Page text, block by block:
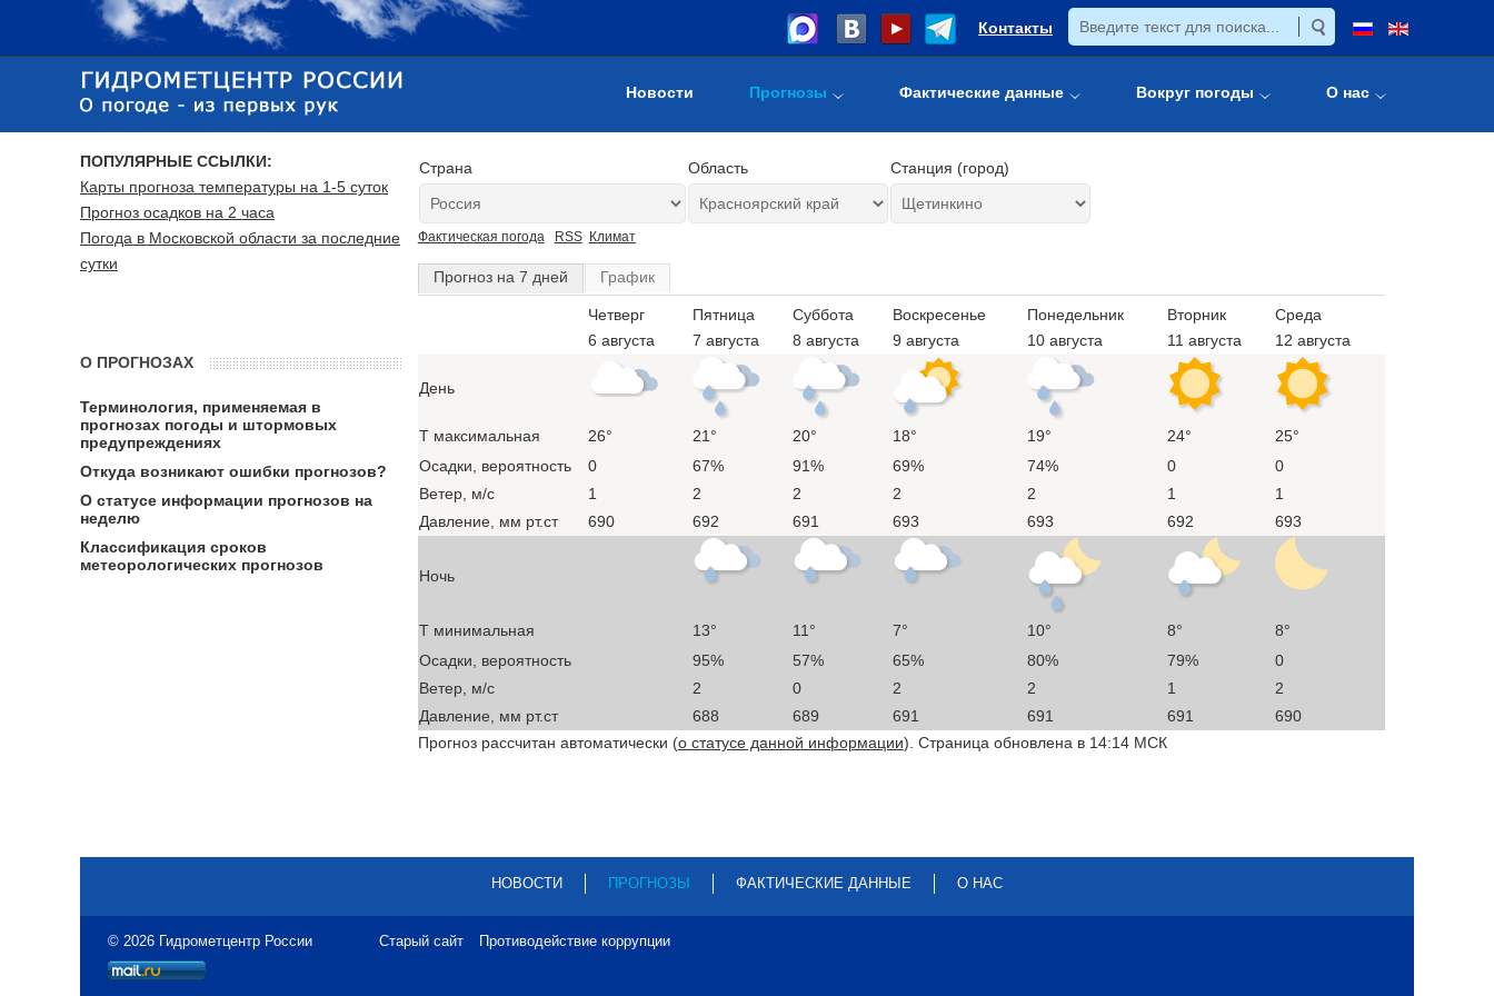
Контакты
Новости Прогнозы Фактические данные Вокруг погоды О нас
Страна Область Станция (город)
Фактическая погода RSS Климат
Прогноз на 7 дней График
Четверг
6 августа
Пятница
7 августа
Суббота
8 августа
Воскресенье
9 августа
Понедельник
10 августа
Вторник
11 августа
Среда
12 августа
День
T максимальная 26° 21° 20° 18° 19° 24°
25°
Осадки, вероятность
0 67% 91% 69% 74% 0
0
Ветер, м/с
1 2 2 2 2 1
1
Давление, мм рт.ст
690 692 691 693 693 692 693
Ночь
T минимальная 13° 11° 7° 10° 8°
8°
Осадки, вероятность
95% 57% 65% 80% 79%
0
Ветер, м/с
2 0 2 2 1
2
Давление, мм рт.ст
688 689 691 691 691
690
Прогноз рассчитан автоматически (о статусе данной информации). Страница обновлена в 14:14 МСК
ПОПУЛЯРНЫЕ ССЫЛКИ:
Карты прогноза температуры на 1-5 суток
Прогноз осадков на 2 часа
Погода в Московской области за последние
сутки
О ПРОГНОЗАХ
Терминология, применяемая в
прогнозах погоды и штормовых
предупреждениях
Откуда возникают ошибки прогнозов?
О статусе информации прогнозов на
неделю
Классификация сроков
метеорологических прогнозов
НОВОСТИ ПРОГНОЗЫ ФАКТИЧЕСКИЕ ДАННЫЕ О НАС
© 2026 Гидрометцентр России Старый сайт Противодействие коррупции